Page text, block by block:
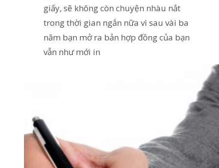
giấy, sẽ không còn chuyện nhàu nắt
trong thời gian ngắn nữa vì sau vài ba
năm bạn mở ra bản hợp đồng của bạn
vẫn như mới in